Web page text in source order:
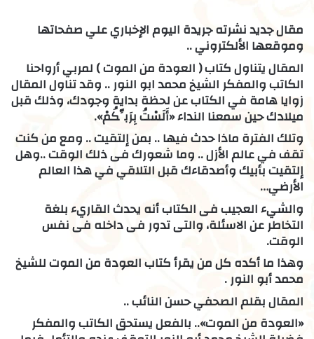
مقال جديد نشرته جريدة اليوم الإخباري علي صفحاتها
وموقعها الألكتروني ..
المقال يتناول كتاب ( العودة من الموت ) لمربي أرواحنا
الكاتب والمفكر الشيخ محمد ابو النور .. وقد تناول المقال
زوايا هامة في الكتاب عن لحظة بداية وجودك، وذلك قبل
ميلادك حين سمعنا النداء «أَلَسْتُ بِرَبِّكُمْ».
وتلك الفترة ماذا حدث فيها .. بمن إلتقيت .. ومع من كنت
تقف في عالم الأزل .. وما شعورك فى ذلك الوقت ..وهل
إلتقيت بأبيك وأصدقاءك قبل التلاقي في هذا العالم
الأرضي…
والشيء العجيب فى الكتاب أنه يحدث القاريء بلغة
التخاطر عن الاسئلة، والتى تدور فى داخله فى نفس
الوقت.
وهذا ما أكده كل من يقرأ كتاب العودة من الموت للشيخ
محمد أبو النور .
المقال بقلم الصحفي حسن النائب ..
«العودة من الموت».. بالفعل يستحق الكاتب والمفكر